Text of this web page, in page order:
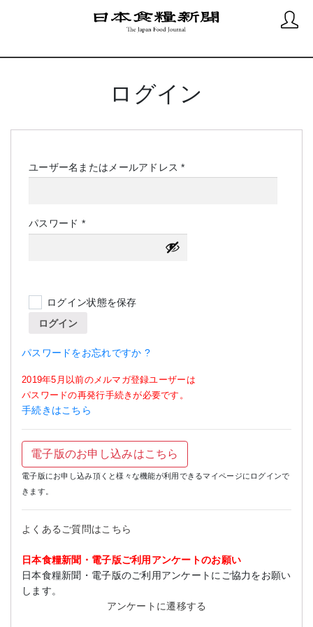
ログイン
ユーザー名またはメールアドレス*必
パスワード *必
須
ログイン状態を保存
ログイン
パスワードをお忘れですか ?
2019年5月以前のメルマガ登録ユーザーは
パスワードの再発行手続きが必要です。
手続きはこちら
電子版のお申し込みはこちら
電子版にお申し込み頂くと様々な機能が利用できるマイページにログインで
きます。
よくあるご質問はこちら
日本食糧新聞・電子版ご利用アンケートのお願い
日本食糧新聞・電子版のご利用アンケートにご協力をお願い
します。
アンケートに遷移する